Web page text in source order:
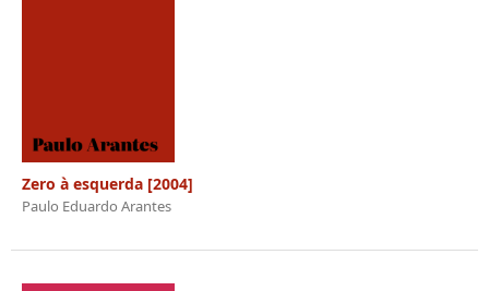
Zero à esquerda [2004]
Paulo Eduardo Arantes